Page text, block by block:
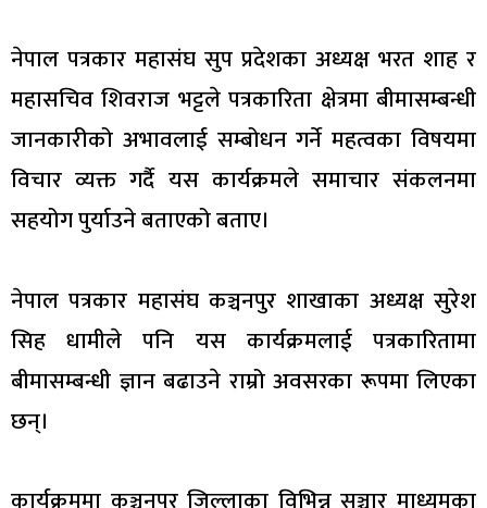
नेपाल पत्रकार महासंघ सुप प्रदेशका अध्यक्ष भरत शाह र
महासचिव शिवराज भट्टले पत्रकारिता क्षेत्रमा बीमासम्बन्धी
जानकारीको अभावलाई सम्बोधन गर्ने महत्वका विषयमा
विचार व्यक्त गर्दै यस कार्यक्रमले समाचार संकलनमा
सहयोग पुर्याउने बताएको बताए।
नेपाल पत्रकार महासंघ कञ्चनपुर शाखाका अध्यक्ष सुरेश
सिह धामीले पनि यस कार्यक्रमलाई पत्रकारितामा
बीमासम्बन्धी ज्ञान बढाउने राम्रो अवसरका रूपमा लिएका
छन्।